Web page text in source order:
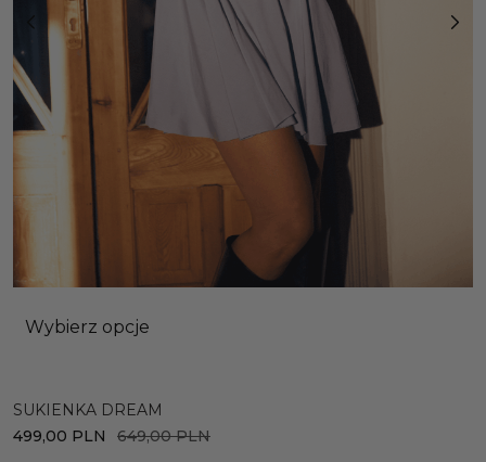
Wybierz opcje
SUKIENKA DREAM
649,00PLN
499,00 PLN